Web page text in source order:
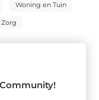
Woning en Tuin
Zorg